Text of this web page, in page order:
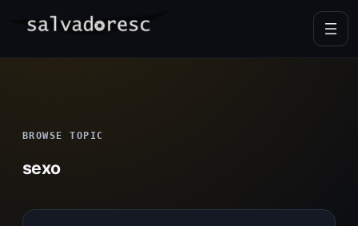
BROWSE TOPIC
sexo